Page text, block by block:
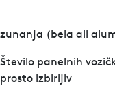
zunanja (bela ali
Število panelnih
prosto izbirljiv